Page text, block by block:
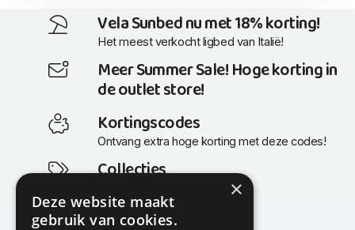
Vela Sunbed nu met 18% korting!
Het meest verkocht ligbed van Italië!
Meer Summer Sale! Hoge korting in
de outlet store!
Kortingscodes
Ontvang extra hoge korting met deze codes!
Collecties
Actuele en populaire collecties
×
Deze website maakt
gebruik van cookies.